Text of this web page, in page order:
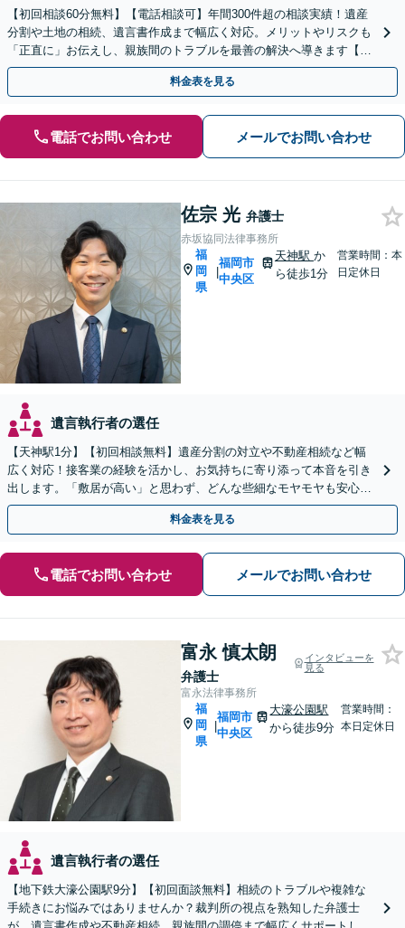
【初回相談60分無料】【電話相談可】年間300件超の相談実績！遺産
分割や土地の相続、遺言書作成まで幅広く対応。メリットやリスクも
「正直に」お伝えし、親族間のトラブルを最善の解決へ導きます【法
テラス利用可】
料金表を見る
電話でお問い合わせ メールでお問い合わせ
佐宗 光 弁護士
赤坂協同法律事務所
福
岡
県
|
福岡市
中央区
天神駅 か
ら徒歩1分
営業時間：本
日定休日
遺言執行者の選任
【天神駅1分】【初回相談無料】遺産分割の対立や不動産相続など幅
広く対応！接客業の経験を活かし、お気持ちに寄り添って本音を引き
出します。「敷居が高い」と思わず、どんな些細なモヤモヤも安心し
てお聞かせください【夜間・休日相談可】
料金表を見る
電話でお問い合わせ メールでお問い合わせ
富永 慎太朗
弁護士
インタビューを
見る
富永法律事務所
福
岡
県
|
福岡市
中央区
大濠公園駅
から徒歩9分
営業時間：
本日定休日
遺言執行者の選任
【地下鉄大濠公園駅9分】【初回面談無料】相続のトラブルや複雑な
手続きにお悩みではありませんか？裁判所の視点を熟知した弁護士